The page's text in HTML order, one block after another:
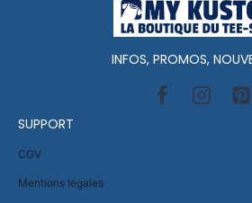
INFOS, PROMOS,
SUPPORT
CGV
Mentions légales